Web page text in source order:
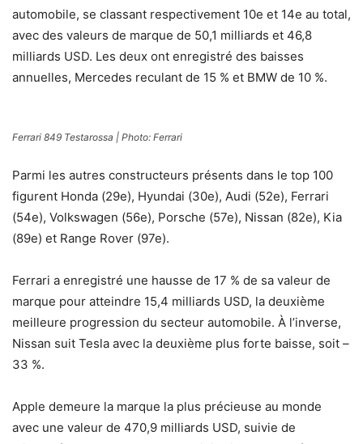
automobile, se classant respectivement 10e et 14e au total,
avec des valeurs de marque de 50,1 milliards et 46,8
milliards USD. Les deux ont enregistré des baisses
annuelles, Mercedes reculant de 15 % et BMW de 10 %.
Ferrari 849 Testarossa | Photo: Ferrari
Parmi les autres constructeurs présents dans le top 100
figurent Honda (29e), Hyundai (30e), Audi (52e), Ferrari
(54e), Volkswagen (56e), Porsche (57e), Nissan (82e), Kia
(89e) et Range Rover (97e).
Ferrari a enregistré une hausse de 17 % de sa valeur de
marque pour atteindre 15,4 milliards USD, la deuxième
meilleure progression du secteur automobile. À l’inverse,
Nissan suit Tesla avec la deuxième plus forte baisse, soit –
33 %.
Apple demeure la marque la plus précieuse au monde
avec une valeur de 470,9 milliards USD, suivie de